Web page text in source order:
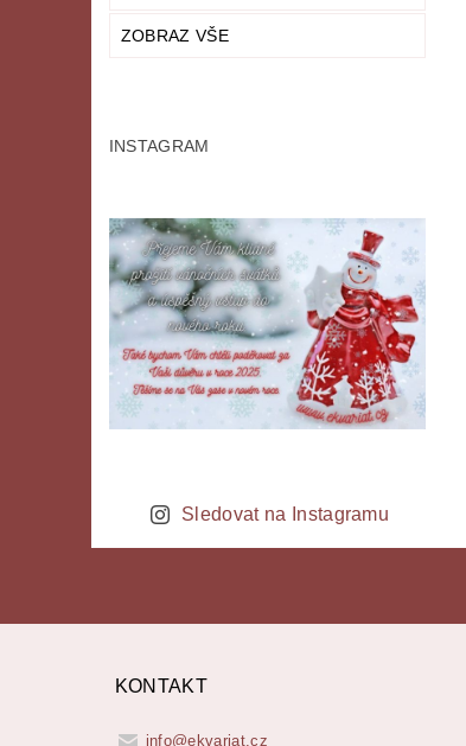
ZOBRAZ VŠE
INSTAGRAM
Sledovat na Instagramu
KONTAKT
info@ekvariat.cz